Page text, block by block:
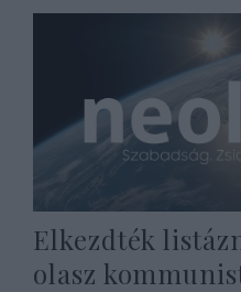
Elkezdték
olasz